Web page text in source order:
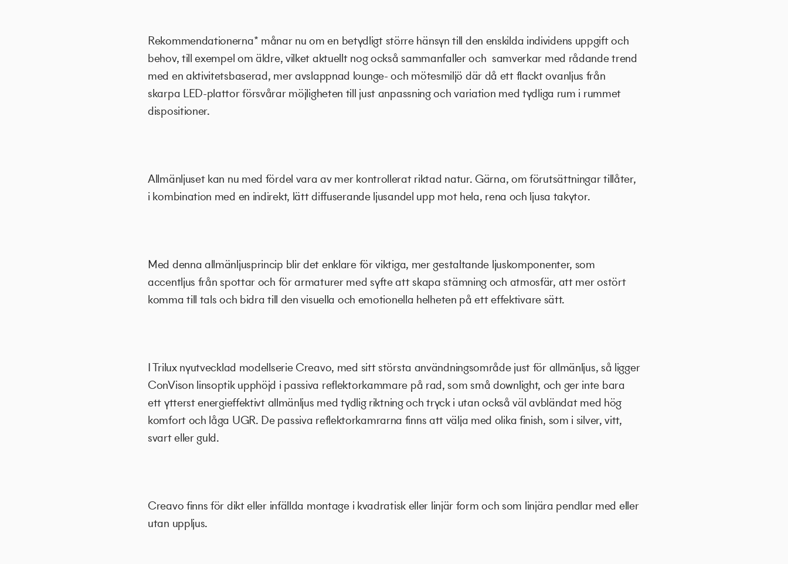
Rekommendationerna* månar nu om en betydligt större hänsyn till den enskilda individens uppgift och
behov, till exempel om äldre, vilket aktuellt nog också sammanfaller och samverkar med rådande trend
med en aktivitetsbaserad, mer avslappnad lounge- och mötesmiljö där då ett flackt ovanljus från
skarpa LED-plattor försvårar möjligheten till just anpassning och variation med tydliga rum i rummet
dispositioner.
Allmänljuset kan nu med fördel vara av mer kontrollerat riktad natur. Gärna, om förutsättningar tillåter,
i kombination med en indirekt, lätt diffuserande ljusandel upp mot hela, rena och ljusa takytor.
Med denna allmänljusprincip blir det enklare för viktiga, mer gestaltande ljuskomponenter, som
accentljus från spottar och för armaturer med syfte att skapa stämning och atmosfär, att mer ostört
komma till tals och bidra till den visuella och emotionella helheten på ett effektivare sätt.
I Trilux nyutvecklad modellserie Creavo, med sitt största användningsområde just för allmänljus, så ligger
ConVison linsoptik upphöjd i passiva reflektorkammare på rad, som små downlight, och ger inte bara
ett ytterst energieffektivt allmänljus med tydlig riktning och tryck i utan också väl avbländat med hög
komfort och låga UGR. De passiva reflektorkamrarna finns att välja med olika finish, som i silver, vitt,
svart eller guld.
Creavo finns för dikt eller infällda montage i kvadratisk eller linjär form och som linjära pendlar med eller
utan uppljus.